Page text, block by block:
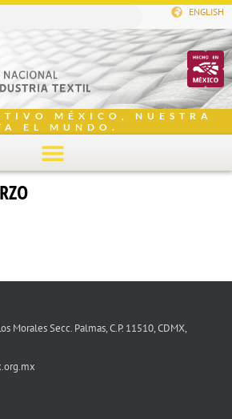
ENGLISH
MÉXICO, NUESTRA
EL MUNDO.
Morales Secc. Palmas, C.P. 11510, CDMX,